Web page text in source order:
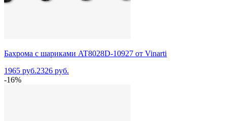
Бахрома с шариками AT8028D-10927 от Vinarti
1965 руб.2326 руб.
-16%